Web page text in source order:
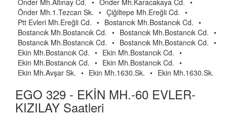
Önder Mh.Altınay Cd. • Önder Mh.Karacakaya Cd. •
Önder Mh.1.Tezcan Sk. • Çiğiltepe Mh.Ereğli Cd. •
Ptt Evleri Mh.Ereğli Cd. • Bostancık Mh.Bostancık Cd. •
Bostancık Mh.Bostancık Cd. • Bostancık Mh.Bostancık Cd. •
Bostancık Mh.Bostancık Cd. • Bostancık Mh.Bostancık Cd. •
Ekin Mh.Bostancık Cd. • Ekin Mh.Bostancık Cd. •
Ekin Mh.Bostancık Cd. • Ekin Mh.Bostancık Cd. •
Ekin Mh.Avşar Sk. • Ekin Mh.1630.Sk. • Ekin Mh.1630.Sk.
EGO 329 - EKİN MH.-60 EVLER-
KIZILAY Saatleri